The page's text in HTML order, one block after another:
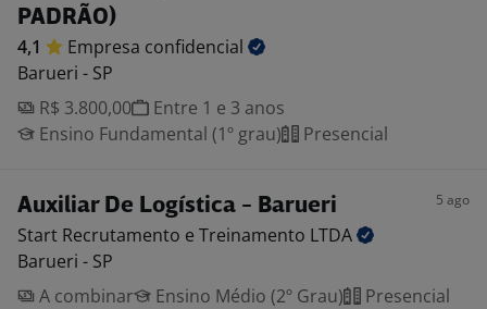
PADRÃO)
4,1 Empresa confidencial
Barueri - SP
R$ 3.800,00
Entre 1 e 3 anos
Ensino Fundamental (1º grau)
Presencial
Auxiliar De Logística - Barueri 5 ago
Start Recrutamento e Treinamento LTDA
Barueri - SP
A combinar
Ensino Médio (2º Grau) Presencial